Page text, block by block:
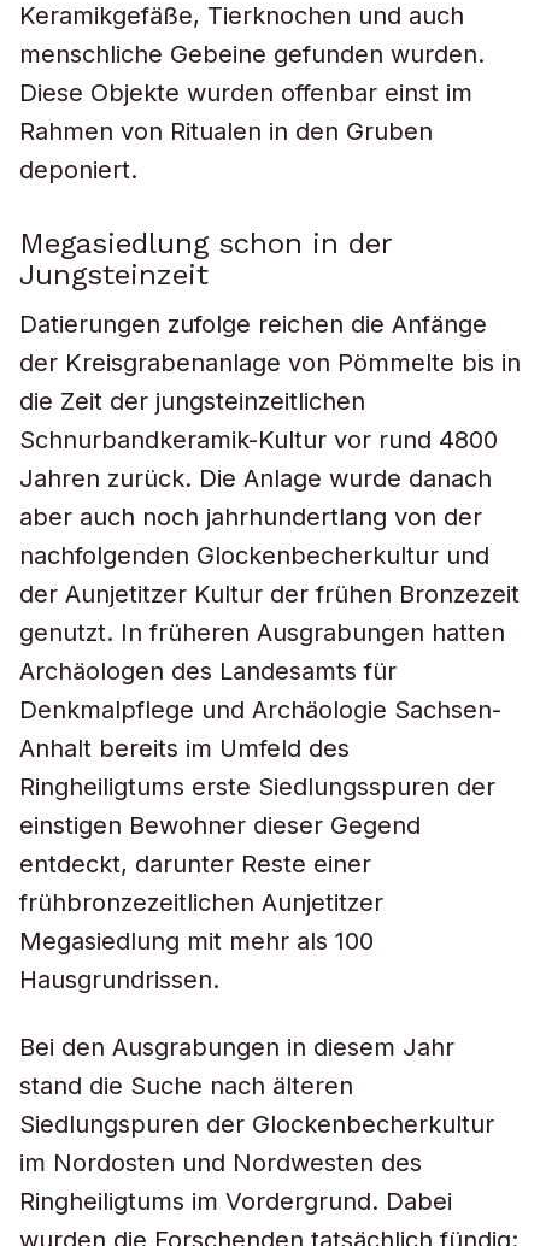
Keramikgefäße, Tierknochen und auch
menschliche Gebeine gefunden wurden.
Diese Objekte wurden offenbar einst im
Rahmen von Ritualen in den Gruben
deponiert.
Megasiedlung schon in der
Jungsteinzeit
Datierungen zufolge reichen die Anfänge
der Kreisgrabenanlage von Pömmelte bis in
die Zeit der jungsteinzeitlichen
Schnurbandkeramik-Kultur vor rund 4800
Jahren zurück. Die Anlage wurde danach
aber auch noch jahrhundertlang von der
nachfolgenden Glockenbecherkultur und
der Aunjetitzer Kultur der frühen Bronzezeit
genutzt. In früheren Ausgrabungen hatten
Archäologen des Landesamts für
Denkmalpflege und Archäologie Sachsen-
Anhalt bereits im Umfeld des
Ringheiligtums erste Siedlungsspuren der
einstigen Bewohner dieser Gegend
entdeckt, darunter Reste einer
frühbronzezeitlichen Aunjetitzer
Megasiedlung mit mehr als 100
Hausgrundrissen.
Bei den Ausgrabungen in diesem Jahr
stand die Suche nach älteren
Siedlungspuren der Glockenbecherkultur
im Nordosten und Nordwesten des
Ringheiligtums im Vordergrund. Dabei
wurden die Forschenden tatsächlich fündig: